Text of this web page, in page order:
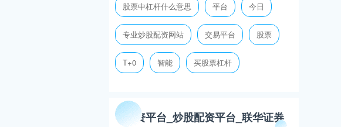
股票中杠杆什么意思 平台 今日
专业炒股配资网站 交易平台 股票
T+0 智能 买股票杠杆
配资平台_炒股配资平台_联华证券